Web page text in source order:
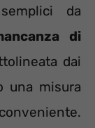
da
di
dai
una misura